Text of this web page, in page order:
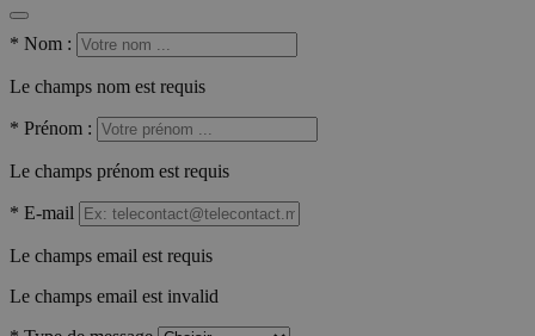
* Nom :
Le champs nom est requis
* Prénom :
Le champs prénom est requis
* E-mail
Le champs email est requis
Le champs email est invalid